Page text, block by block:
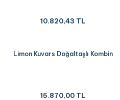
10.820,43 TL
Limon Kuvars Doğaltaşlı Kombin
15.870,00 TL